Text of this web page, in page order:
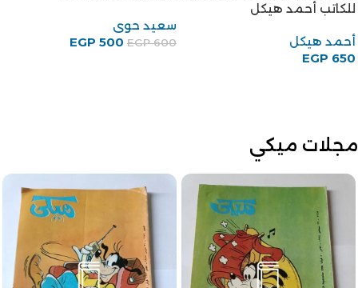
المعروف بالأمير
محمد بن اسماعيل الكحلانى
EGP 500
460
أحمد شلبى
EGP490
EGP 450
مجلات ميكي